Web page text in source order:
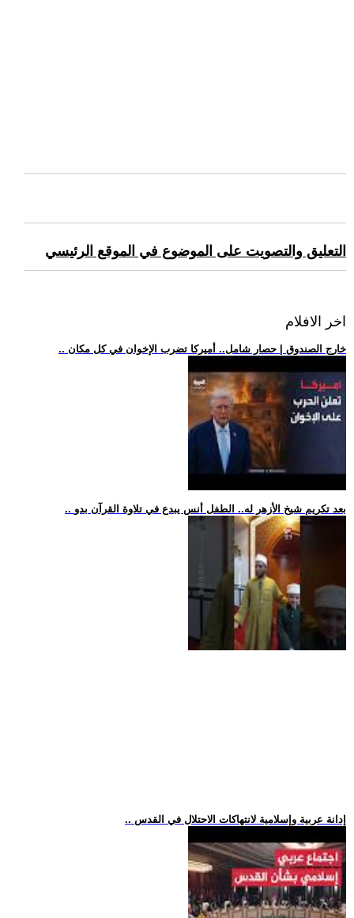
التعليق والتصويت على الموضوع في الموقع الرئيسي
اخر الافلام
.. خارج الصندوق | حصار شامل.. أميركا تضرب الإخوان في كل مكان
.. بعد تكريم شيخ الأزهر له.. الطفل أنس يبدع في تلاوة القرآن بدو
.. إدانة عربية وإسلامية لانتهاكات الاحتلال في القدس